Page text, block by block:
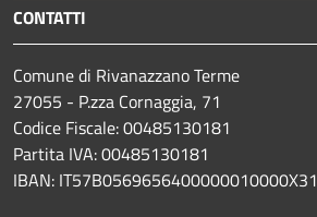
CONTATTI
Comune di Rivanazzano Terme
27055 - P.zza Cornaggia, 71
Codice Fiscale: 00485130181
Partita IVA: 00485130181
IBAN: IT57B0569656400000010000X31